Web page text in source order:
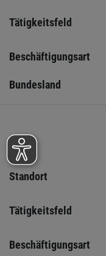
Tätigkeitsfeld
Beschäftigungsart
Bundesland
Stelle
Standort
Tätigkeitsfeld
Beschäftigungsart